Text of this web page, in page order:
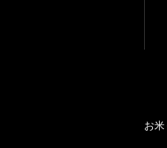
お